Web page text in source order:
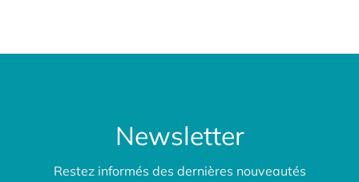
1498,00€.1453,06€. 1699,00€.1648,03€.
Newsletter
Restez informés des dernières nouveautés